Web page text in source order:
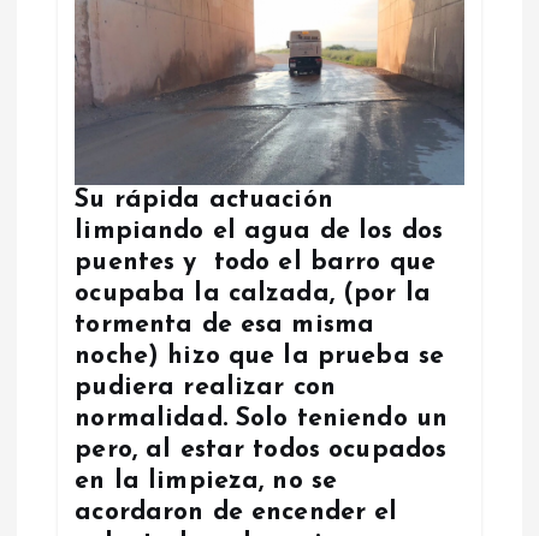
Su rápida actuación
limpiando el agua de los dos
puentes y todo el barro que
ocupaba la calzada, (por la
tormenta de esa misma
noche) hizo que la prueba se
pudiera realizar con
normalidad. Solo teniendo un
pero, al estar todos ocupados
en la limpieza, no se
acordaron de encender el